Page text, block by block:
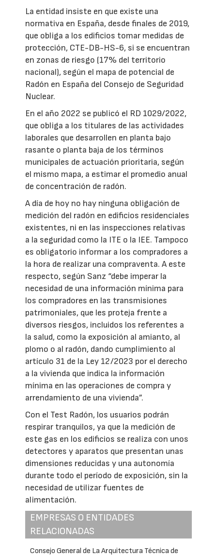
La entidad insiste en que existe una
normativa en España, desde finales de 2019,
que obliga a los edificios tomar medidas de
protección, CTE-DB-HS-6, si se encuentran
en zonas de riesgo (17% del territorio
nacional), según el mapa de potencial de
Radón en España del Consejo de Seguridad
Nuclear.
En el año 2022 se publicó el RD 1029/2022,
que obliga a los titulares de las actividades
laborales que desarrollen en planta bajo
rasante o planta baja de los términos
municipales de actuación prioritaria, según
el mismo mapa, a estimar el promedio anual
de concentración de radón.
A día de hoy no hay ninguna obligación de
medición del radón en edificios residenciales
existentes, ni en las inspecciones relativas
a la seguridad como la ITE o la IEE. Tampoco
es obligatorio informar a los compradores a
la hora de realizar una compraventa. A este
respecto, según Sanz “debe imperar la
necesidad de una información mínima para
los compradores en las transmisiones
patrimoniales, que les proteja frente a
diversos riesgos, incluidos los referentes a
la salud, como la exposición al amianto, al
plomo o al radón, dando cumplimiento al
artículo 31 de la Ley 12/2023 por el derecho
a la vivienda que indica la información
mínima en las operaciones de compra y
arrendamiento de una vivienda”.
Con el Test Radón, los usuarios podrán
respirar tranquilos, ya que la medición de
este gas en los edificios se realiza con unos
detectores y aparatos que presentan unas
dimensiones reducidas y una autonomía
durante todo el período de exposición, sin la
necesidad de utilizar fuentes de
alimentación.
EMPRESAS O ENTIDADES
RELACIONADAS
Consejo General de La Arquitectura Técnica de